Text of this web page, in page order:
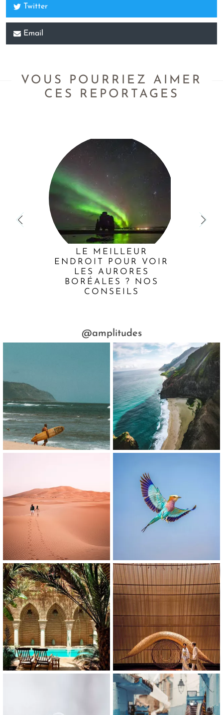
Twitter
Email
VOUS POURRIEZ AIMER
CES REPORTAGES
LE MEILLEUR
ENDROIT POUR VOIR
LES AURORES
BORÉALES ? NOS
CONSEILS
@amplitudes